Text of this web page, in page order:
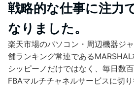
戦略的な仕事に注力
なりました。
楽天市場のパソコン・周辺機器ジ
舗ランキング常連であるMARSHAL
シッピーノだけではなく、毎日数
FBAマルチチャネルサービスに切